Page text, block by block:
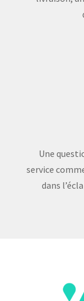
Une
service
dans